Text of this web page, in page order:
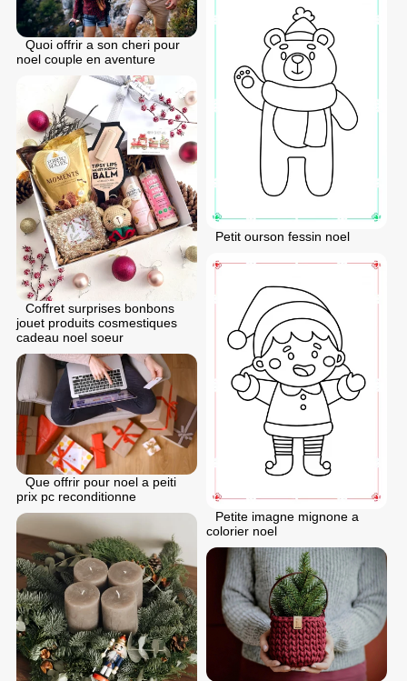
Quoi offrir a son cheri pour
noel couple en aventure
Petit ourson fessin noel
Coffret surprises bonbons
jouet produits cosmestiques
cadeau noel soeur
Petite imagne mignone a
colorier noel
Que offrir pour noel a peiti
prix pc reconditionne